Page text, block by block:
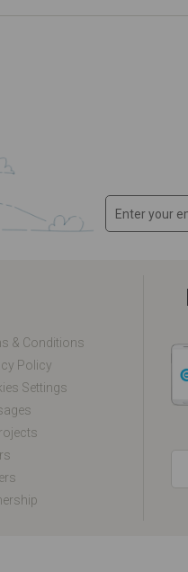
& Conditions
Policy
Settings